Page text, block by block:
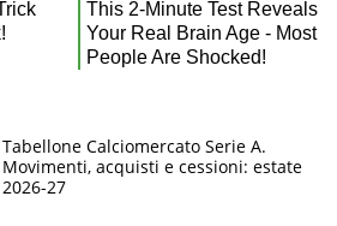
Tabellone Calciomercato Serie A.
Movimenti, acquisti e cessioni: estate
2026-27